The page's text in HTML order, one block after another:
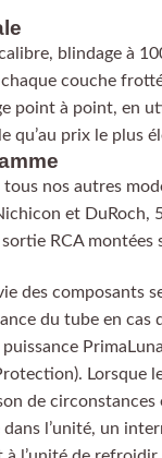
blindage à
couche
point à point, en
qu’au prix le plus
nos autres
et DuRoch,
RCA montées
des composants
du tube en cas
Lorsque
de circonstances
dans l’unité, un